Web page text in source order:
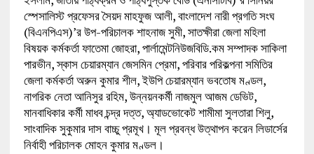
স্পেসালিস্ট প্রফেসর সৈয়দ মাহফুজ আলী, বাংলাদেশ নারী প্রগতি সংঘ
(বিএনপিএস)’র উপ-পরিচালক শাহনাজ সুমী, সাতক্ষীরা জেলা মহিলা
বিষয়ক কর্মকর্তা ফাতেমা জোহরা, পার্লামেন্টনিউজবিডি.কম সম্পাদক সাকিলা
পারভীন, স্কাস চেয়ারম্যান জেসমিন প্রেমা, পরিবার পরিকল্পনা সমিতির
জেলা কর্মকর্তা অরুন কুমার শীল, ইউপি চেয়ারম্যান ভবতোষ মণ্ডল,
নাগরিক নেতা আনিসুর রহিম, উন্নয়নকর্মী নাজমুল আজম ডেভিট,
মানবাধিকার কর্মী মাধব চন্দ্র দত্ত, অ্যাডভোকেট শামীমা সুলতারা শিলু,
সাংবাদিক সুকুমার দাস বাচ্চু প্রমূখ। মূল প্রবন্ধ উত্থাপন করেন লিডার্সের
নির্বাহী পরিচালক মোহন কুমার মণ্ডল।